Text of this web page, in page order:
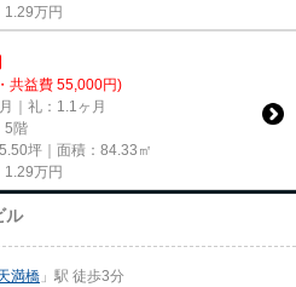
1.29万円
共益費 55,000円)
｜礼：1.1ヶ月
5階
坪｜面積：84.33㎡
1.29万円
ル
満橋 」駅 徒歩3分